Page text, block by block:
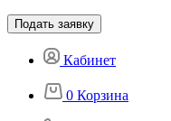
Подать заявку
Кабинет
0 Корзина